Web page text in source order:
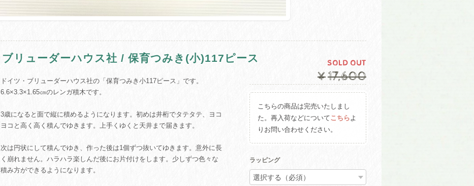
ブリューダーハウス社 / 保育つみき(小)117ピース
ドイツ・ブリューダーハウス社の「保育つみき小117ピース」です。
6.6×3.3×1.65㎝のレンガ積木です。
3歳になると面で縦に積めるようになります。初めは井桁でタテタテ、ヨコ
ヨコと高く高く積んでゆきます。上手くゆくと天井まで届きます。
次は円状にして積んでゆき、作った後は1個ずつ抜いてゆきます。意外に長
く崩れません。ハラハラ楽しんだ後にお片付けをします。少しずつ色々な
積み方ができるようになります。
SOLD OUT
¥17,600
こちらの商品は完売いたしまし
た。再入荷などについてこちら よ
りお問い合わせください。
ラッピング